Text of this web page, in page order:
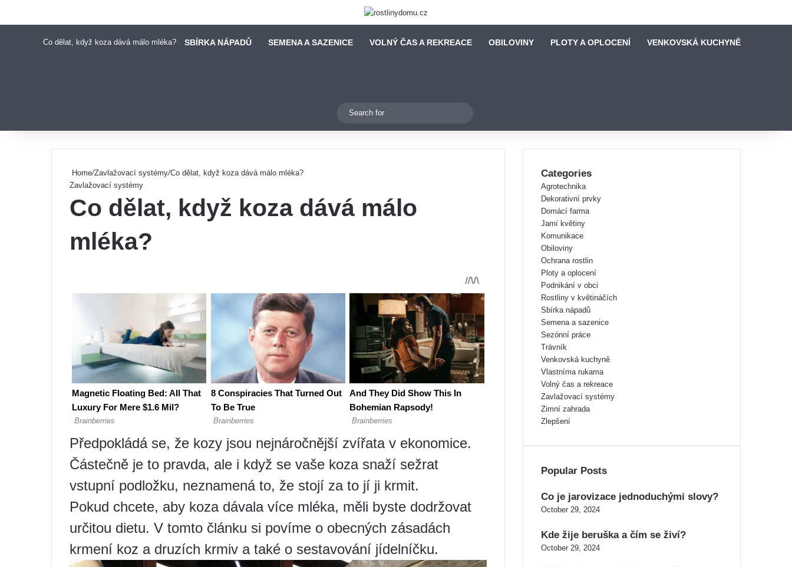
Co dělat, když koza dává málo mléka? SBÍRKA NÁPADŮ SEMENA A SAZENICE VOLNÝ ČAS A REKREACE OBILOVINY PLOTY A OPLOCENÍ VENKOVSKÁ KUCHYNĚ
Switch skin
for
Home/Zavlažovací systémy/Co dělat, když koza dává málo mléka?
Zavlažovací systémy
Co dělat, když koza dává málo
mléka?
Předpokládá se, že kozy jsou nejnáročnější zvířata v ekonomice.
Částečně je to pravda, ale i když se vaše koza snaží sežrat
vstupní podložku, neznamená to, že stojí za to jí ji krmit.
Pokud chcete, aby koza dávala více mléka, měli byste dodržovat
určitou dietu. V tomto článku si povíme o obecných zásadách
krmení koz a druzích krmiv a také o sestavování jídelníčku.
Categories
Agrotechnika
Dekorativní prvky
Domácí farma
Jarní květiny
Komunikace
Obiloviny
Ochrana rostlin
Ploty a oplocení
Podnikání v obci
Rostliny v květináčích
Sbírka nápadů
Semena a sazenice
Sezónní práce
Trávník
Venkovská kuchyně
Vlastníma rukama
Volný čas a rekreace
Zavlažovací systémy
Zimní zahrada
Zlepšení
Popular Posts
Co je jarovizace jednoduchými slovy?
October 29, 2024
Kde žije beruška a čím se živí?
October 29, 2024